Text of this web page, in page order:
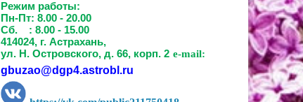
Режим работы:
Пн-Пт: 8.00 - 20.00
Сб. : 8.00 - 15.00
414024, г. Астрахань,
ул. Н. Островского, д. 66, корп. 2 e-mail:
gbuzao@dgp4.astrobl.ru